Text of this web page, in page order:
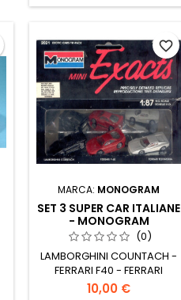
MARCA: MONOGRAM
SET 3 SUPER CAR ITALIANE
- MONOGRAM
(0)
LAMBORGHINI COUNTACH -
FERRARI F40 - FERRARI
TESTAROSSA SCALA 1/87
10,00 €
favorite_border